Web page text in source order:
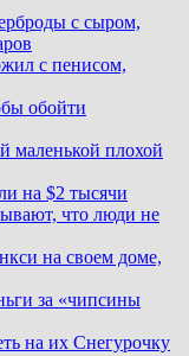
с сыром,
с пенисом,
обойти
маленькой плохой
на $2 тысячи
что люди не
на своем доме,
за «чипсины
на их Снегурочку